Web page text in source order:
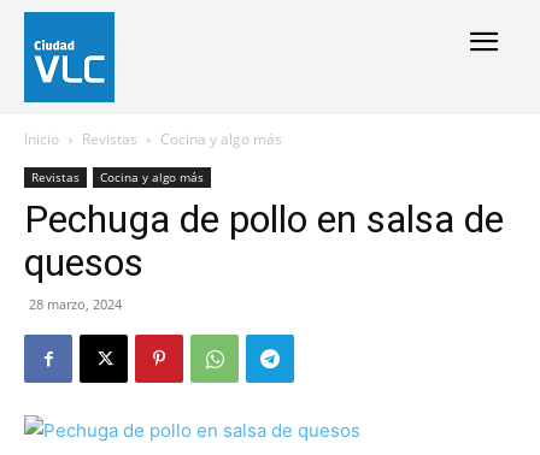
Inicio Revistas Cocina y algo más
Revistas Cocina y algo más
Pechuga de pollo en salsa de
quesos
28 marzo, 2024